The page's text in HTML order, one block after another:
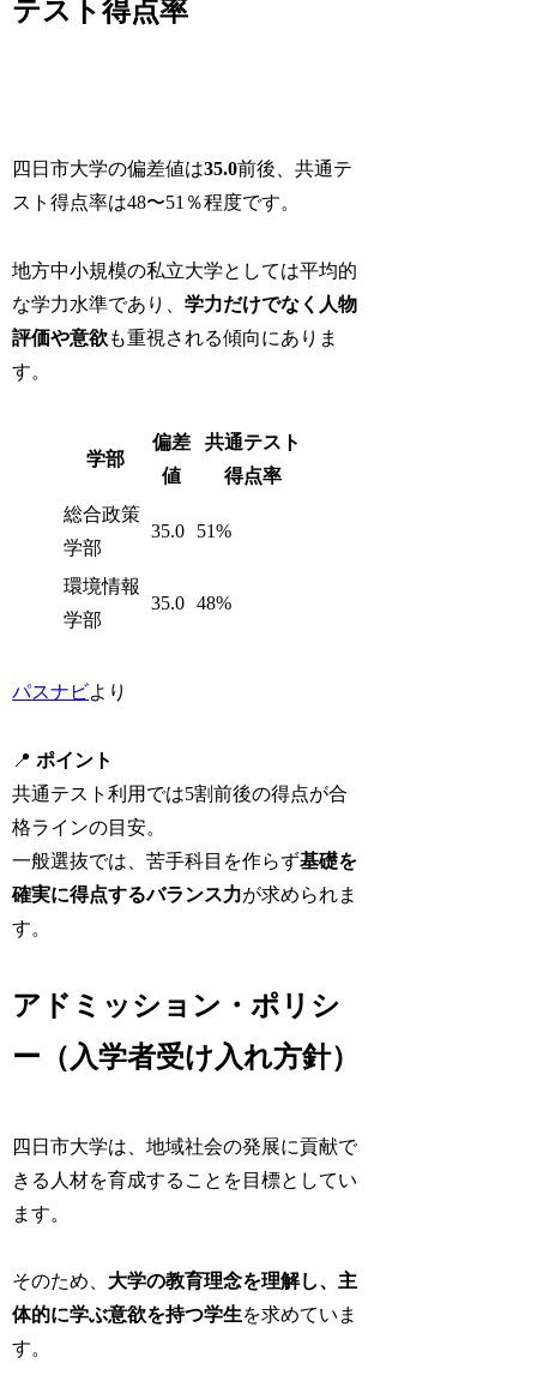
テスト得点率
四日市大学の偏差値は35.0前後、共通テ
スト得点率は48〜51％程度です。
地方中小規模の私立大学としては平均的
な学力水準であり、学力だけでなく人物
評価や意欲も重視される傾向にありま
す。
学部
偏差
値
共通テスト
得点率
総合政策
学部
35.0 51%
環境情報
学部
35.0 48%
パスナビより
📍ポイント
共通テスト利用では5割前後の得点が合
格ラインの目安。
一般選抜では、苦手科目を作らず基礎を
確実に得点するバランス力が求められま
す。
アドミッション・ポリシ
ー（入学者受け入れ方針）
四日市大学は、地域社会の発展に貢献で
きる人材を育成することを目標としてい
ます。
そのため、 大学の教育理念を理解し、主
体的に学ぶ意欲を持つ学生を求めていま
す。